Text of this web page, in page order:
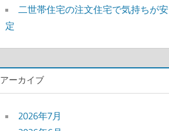
二世帯住宅の注文住宅で気持ちが安
定
アーカイブ
2026年7月